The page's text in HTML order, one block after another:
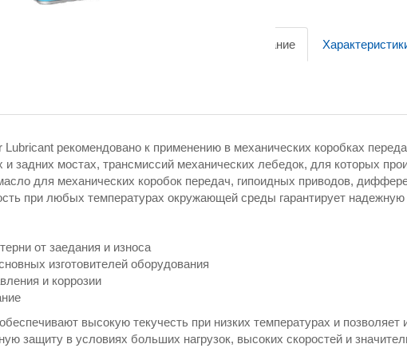
Описание
рекомендовано к применению в механических коробках
и задних мостах, трансмиссий механических лебедок, для которых
для механических коробок передач, гипоидных приводов,
при любых температурах окружающей среды гарантирует
от заедания и износа
изготовителей оборудования
и коррозии
высокую текучесть при низких температурах и позволяет
защиту в условиях больших нагрузок, высоких скоростей и